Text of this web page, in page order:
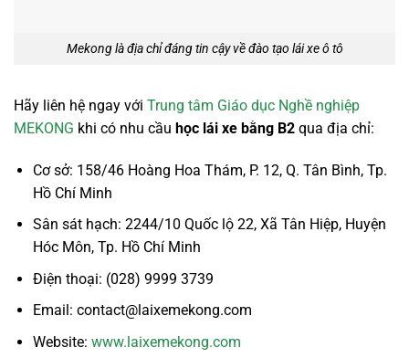
Mekong là địa chỉ đáng tin cậy về đào tạo lái xe ô tô
Hãy liên hệ ngay với Trung tâm Giáo dục Nghề nghiệp
MEKONG khi có nhu cầu học lái xe bằng B2 qua địa chỉ:
Cơ sở: 158/46 Hoàng Hoa Thám, P. 12, Q. Tân Bình, Tp.
Hồ Chí Minh
Sân sát hạch: 2244/10 Quốc lộ 22, Xã Tân Hiệp, Huyện
Hóc Môn, Tp. Hồ Chí Minh
Điện thoại: (028) 9999 3739
Email: contact@laixemekong.com
Website: www.laixemekong.com